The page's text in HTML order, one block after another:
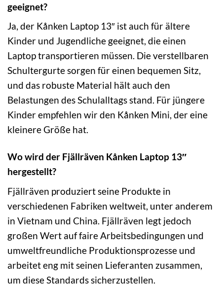
geeignet?
Ja, der Kånken Laptop 13″ ist auch für ältere
Kinder und Jugendliche geeignet, die einen
Laptop transportieren müssen. Die verstellbaren
Schultergurte sorgen für einen bequemen Sitz,
und das robuste Material hält auch den
Belastungen des Schulalltags stand. Für jüngere
Kinder empfehlen wir den Kånken Mini, der eine
kleinere Größe hat.
Wo wird der Fjällräven Kånken Laptop 13″
hergestellt?
Fjällräven produziert seine Produkte in
verschiedenen Fabriken weltweit, unter anderem
in Vietnam und China. Fjällräven legt jedoch
großen Wert auf faire Arbeitsbedingungen und
umweltfreundliche Produktionsprozesse und
arbeitet eng mit seinen Lieferanten zusammen,
um diese Standards sicherzustellen.